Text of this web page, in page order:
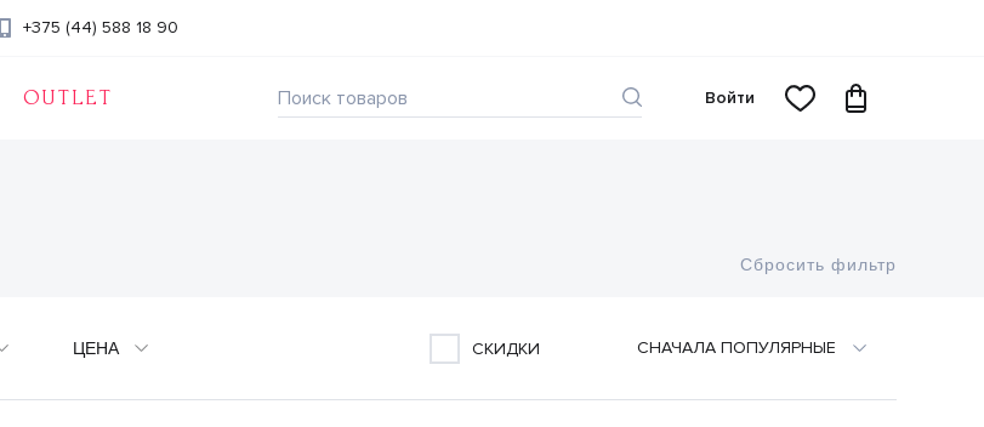
OUTLET
+375 (44) 588 18 90
Войти
CНАЧАЛА ПОПУЛЯРНЫЕ
Сбросить фильтр
ЦЕНА СКИДКИ